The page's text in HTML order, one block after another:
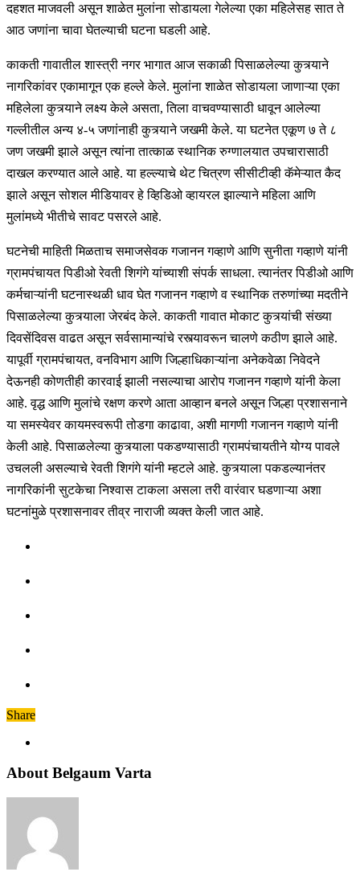
दहशत माजवली असून शाळेत मुलांना सोडायला गेलेल्या एका महिलेसह सात ते
आठ जणांना चावा घेतल्याची घटना घडली आहे.
काकती गावातील शास्त्री नगर भागात आज सकाळी पिसाळलेल्या कुत्र्याने
नागरिकांवर एकामागून एक हल्ले केले. मुलांना शाळेत सोडायला जाणाऱ्या एका
महिलेला कुत्र्याने लक्ष्य केले असता, तिला वाचवण्यासाठी धावून आलेल्या
गल्लीतील अन्य ४-५ जणांनाही कुत्र्याने जखमी केले. या घटनेत एकूण ७ ते ८
जण जखमी झाले असून त्यांना तात्काळ स्थानिक रुग्णालयात उपचारासाठी
दाखल करण्यात आले आहे. या हल्ल्याचे थेट चित्रण सीसीटीव्ही कॅमेऱ्यात कैद
झाले असून सोशल मीडियावर हे व्हिडिओ व्हायरल झाल्याने महिला आणि
मुलांमध्ये भीतीचे सावट पसरले आहे.
घटनेची माहिती मिळताच समाजसेवक गजानन गव्हाणे आणि सुनीता गव्हाणे यांनी
ग्रामपंचायत पिडीओ रेवती शिगंगे यांच्याशी संपर्क साधला. त्यानंतर पिडीओ आणि
कर्मचाऱ्यांनी घटनास्थळी धाव घेत गजानन गव्हाणे व स्थानिक तरुणांच्या मदतीने
पिसाळलेल्या कुत्र्याला जेरबंद केले. काकती गावात मोकाट कुत्र्यांची संख्या
दिवसेंदिवस वाढत असून सर्वसामान्यांचे रस्त्यावरून चालणे कठीण झाले आहे.
यापूर्वी ग्रामपंचायत, वनविभाग आणि जिल्हाधिकाऱ्यांना अनेकवेळा निवेदने
देऊनही कोणतीही कारवाई झाली नसल्याचा आरोप गजानन गव्हाणे यांनी केला
आहे. वृद्ध आणि मुलांचे रक्षण करणे आता आव्हान बनले असून जिल्हा प्रशासनाने
या समस्येवर कायमस्वरूपी तोडगा काढावा, अशी मागणी गजानन गव्हाणे यांनी
केली आहे. पिसाळलेल्या कुत्र्याला पकडण्यासाठी ग्रामपंचायतीने योग्य पावले
उचलली असल्याचे रेवती शिगंगे यांनी म्हटले आहे. कुत्र्याला पकडल्यानंतर
नागरिकांनी सुटकेचा निश्वास टाकला असला तरी वारंवार घडणाऱ्या अशा
घटनांमुळे प्रशासनावर तीव्र नाराजी व्यक्त केली जात आहे.
Share
About Belgaum Varta